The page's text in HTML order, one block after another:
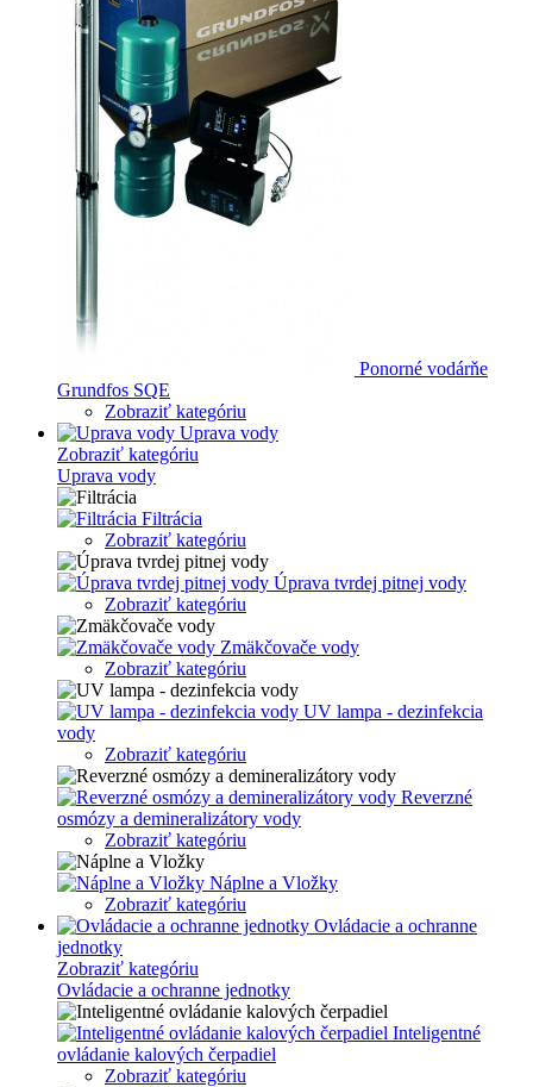
Ponorné vodárňe
Grundfos SQE
Zobraziť kategóriu
Uprava vody
Zobraziť kategóriu
Uprava vody
Filtrácia
Zobraziť kategóriu
Úprava tvrdej pitnej vody
Zobraziť kategóriu
Zmäkčovače vody
Zobraziť kategóriu
UV lampa - dezinfekcia
vody
Zobraziť kategóriu
Reverzné
osmózy a demineralizátory vody
Zobraziť kategóriu
Náplne a Vložky
Zobraziť kategóriu
Ovládacie a ochranne
jednotky
Zobraziť kategóriu
Ovládacie a ochranne jednotky
Inteligentné
ovládanie kalových čerpadiel
Zobraziť kategóriu